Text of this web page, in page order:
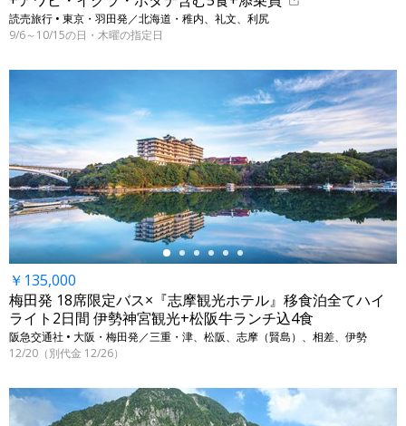
読売旅行 • 東京・羽田発／北海道・稚内、礼文、利尻
9/6～10/15の日・木曜の指定日
←
￥135,000
梅田発 18席限定バス×『志摩観光ホテル』移食泊全てハイ
ライト2日間 伊勢神宮観光+松阪牛ランチ込4食
阪急交通社 • 大阪・梅田発／三重・津、松阪、志摩（賢島）、相差、伊勢
12/20（別代金 12/26）